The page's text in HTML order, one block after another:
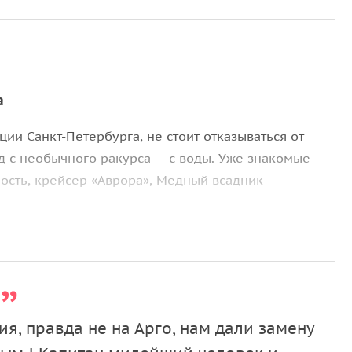
Санкт-Петербурга, не стоит отказываться от
с необычного ракурса — с воды. Уже знакомые
крейсер «Аврора», Медный всадник —
бокалы, посуда, музыка и туалет.
правда не на Арго, нам дали замену